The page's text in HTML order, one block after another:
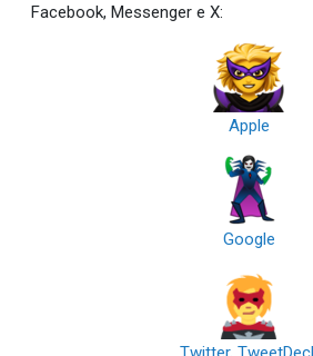
Facebook, Messenger e X:
Apple
Google